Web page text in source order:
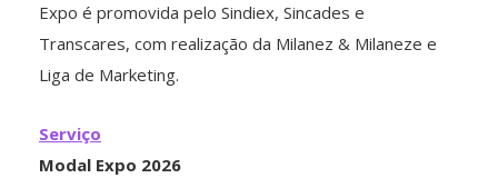
Expo é promovida pelo Sindiex, Sincades e
Transcares, com realização da Milanez & Milaneze e
Liga de Marketing.
Serviço
Modal Expo 2026